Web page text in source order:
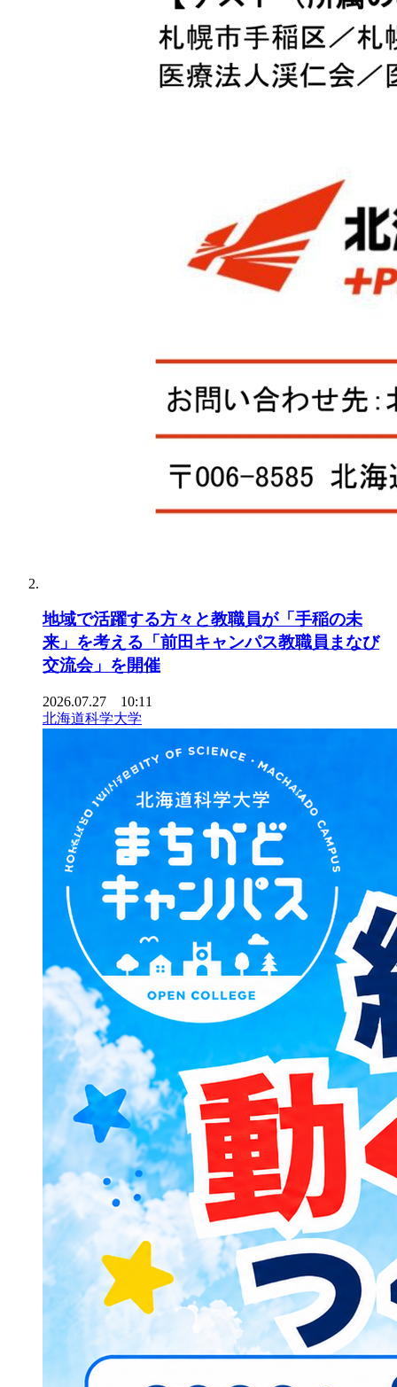
地域で活躍する方々と教職員が「手稲の未
来」を考える「前田キャンパス教職員まなび
交流会」を開催
2026.07.27 10:11
北海道科学大学